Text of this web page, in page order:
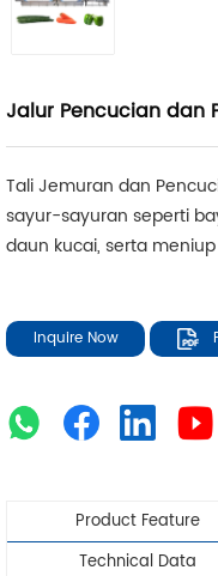
Jalur Pencucian dan
Tali Jemuran dan
sayur-sayuran seperti
daun kucai, serta
Inquire Now
Product Feature
Technical Data